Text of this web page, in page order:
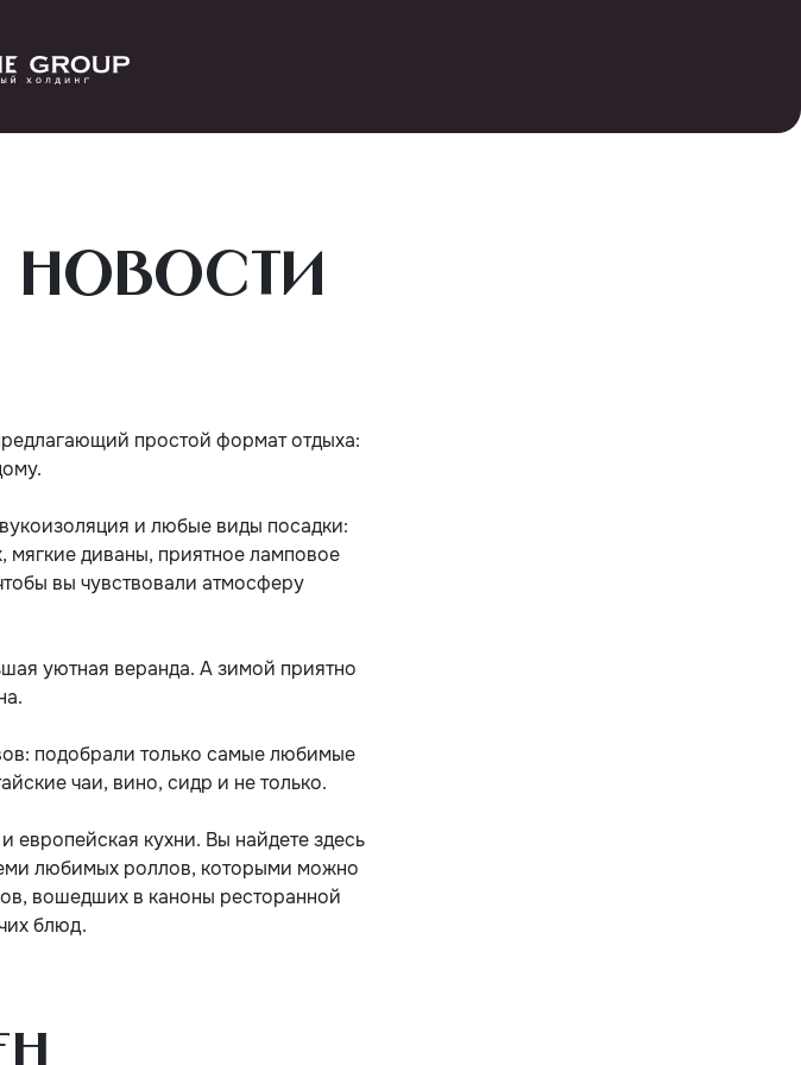
новости
простой формат отдыха:
и любые виды посадки:
мягкие диваны, приятное ламповое
вы чувствовали атмосферу
уютная веранда. А зимой приятно
подобрали только самые любимые
чаи, вино, сидр и не только.
европейская кухни. Вы найдете здесь
любимых роллов, которыми можно
вошедших в каноны ресторанной
блюд.